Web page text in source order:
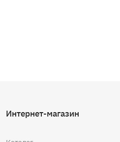
Интернет-магазин